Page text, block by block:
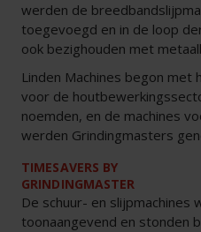
werden de
toegevoegd en in de loop
ook bezighouden met
Linden Machines begon met
voor de
noemden, en de machines
werden Grindingmasters
TIMESAVERS BY
GRINDINGMASTER
De schuur- en slijpmachines
toonaangevend en stonden